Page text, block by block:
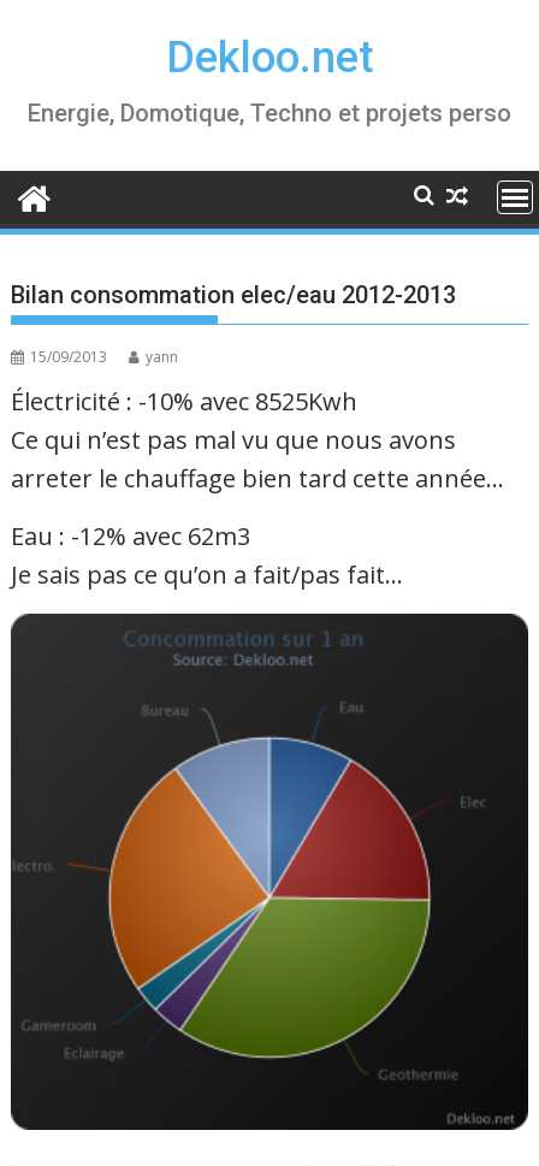
Dekloo.net
Energie, Domotique, Techno et projets perso
Bilan consommation elec/eau 2012-2013
15/09/2013 yann
Électricité : -10% avec 8525Kwh
Ce qui n’est pas mal vu que nous avons
arreter le chauffage bien tard cette année…
Eau : -12% avec 62m3
Je sais pas ce qu’on a fait/pas fait…